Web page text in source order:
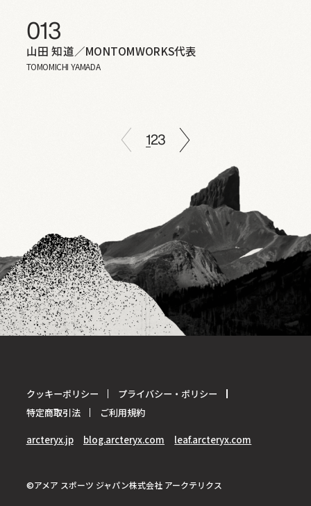
013
山田 知道／MONTOMWORKS代表
TOMOMICHI YAMADA
123
クッキーポリシー
プライバシー・ポリシー
特定商取引法
ご利用規約
arcteryx.jp blog.arcteryx.com leaf.arcteryx.com
©アメア スポーツ ジャパン株式会社 アークテリクス